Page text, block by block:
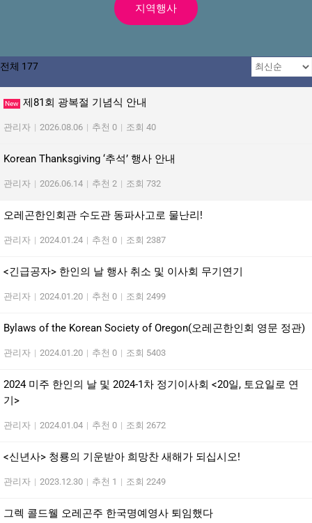
지역행사
전체 177
New 제81회 광복절 기념식 안내
관리자 | 2026.08.06 | 추천 0 | 조회 40
Korean Thanksgiving ‘추석’ 행사 안내
관리자 | 2026.06.14 | 추천 2 | 조회 732
오레곤한인회관 수도관 동파사고로 물난리!
관리자 | 2024.01.24 | 추천 0 | 조회 2387
<긴급공자> 한인의 날 행사 취소 및 이사회 무기연기
관리자 | 2024.01.20 | 추천 0 | 조회 2499
Bylaws of the Korean Society of Oregon(오레곤한인회 영문 정관)
관리자 | 2024.01.20 | 추천 0 | 조회 5403
2024 미주 한인의 날 및 2024-1차 정기이사회 <20일, 토요일로 연
기>
관리자 | 2024.01.04 | 추천 0 | 조회 2672
<신년사> 청룡의 기운받아 희망찬 새해가 되십시오!
관리자 | 2023.12.30 | 추천 1 | 조회 2249
그렉 콜드웰 오레곤주 한국명예영사 퇴임했다